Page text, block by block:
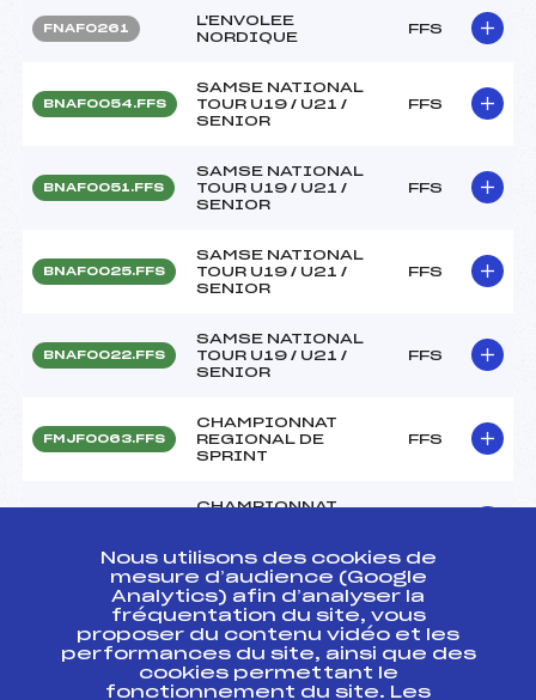
FNAF0261
L'ENVOLEE
NORDIQUE
FFS
BNAF0054.FFS
SAMSE NATIONAL
TOUR U19 / U21 /
SENIOR
FFS
BNAF0051.FFS
SAMSE NATIONAL
TOUR U19 / U21 /
SENIOR
FFS
BNAF0025.FFS
SAMSE NATIONAL
TOUR U19 / U21 /
SENIOR
FFS
BNAF0022.FFS
SAMSE NATIONAL
TOUR U19 / U21 /
SENIOR
FFS
FMJF0063.FFS
CHAMPIONNAT
REGIONAL DE
SPRINT
FFS
CHAMPIONNAT
FMJF0032.FFS
COURSE DU MONT
NOIR 16/12/2018
FFS
BNAF0012.FFS
SAMSE NATIONAL
TOUR
U19/21/SENIORS
Nous utilisons des cookies de
mesure d’audience (Google
Analytics) afin d’analyser la
fréquentation du site, vous
proposer du contenu vidéo et les
performances du site, ainsi que des
cookies permettant le
fonctionnement du site. Les